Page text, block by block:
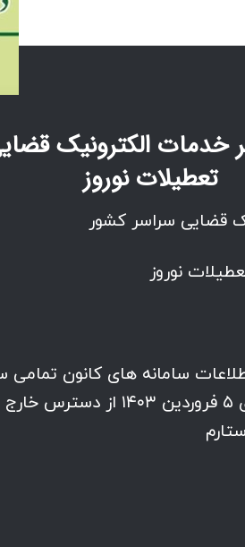
خدمات الکترونیک
تعطیلات نوروز
قضایی سراسر کشور
نوروز
سامانه های کانون تمامی
۲۸ اسفند ۱۴۰۲ لغایت ابتدای روز